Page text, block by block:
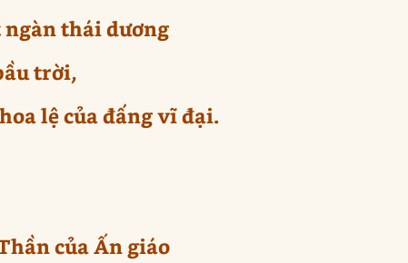
ngàn thái dương
trời,
lệ của đấng vĩ đại.
của Ấn giáo